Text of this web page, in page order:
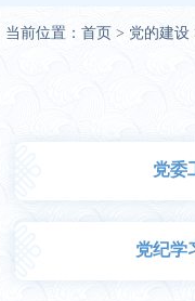
当前位置： 首页 > 党的建设
党委
党纪学